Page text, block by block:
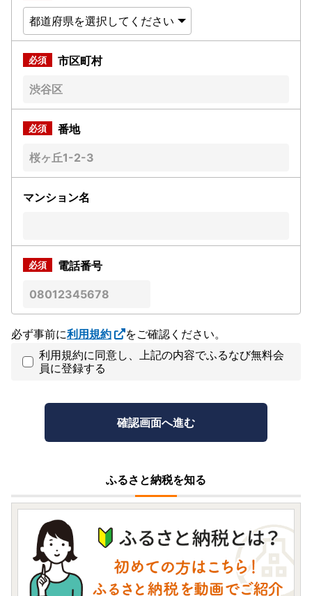
市区町村
番地
マンション名
電話番号
必ず事前に利用規約
をご確認ください。
利用規約に同意し、上記の内容でふるなび無料会
員に登録する
ふるさと納税を知る